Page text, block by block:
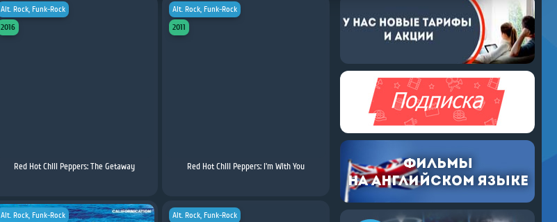
Red Hot Chili Peppers: The Getaway
Alt. Rock, Funk-Rock
2016
Red Hot Chili Peppers: I'm With You
Alt. Rock, Funk-Rock
2011
Alt. Rock, Funk-Rock Alt. Rock, Funk-Rock